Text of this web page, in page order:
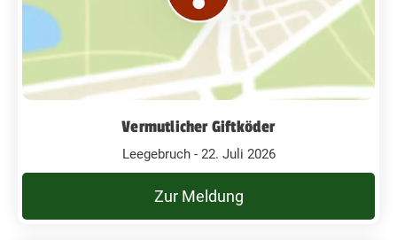
Vermutlicher Giftköder
Leegebruch - 22. Juli 2026
Zur Meldung